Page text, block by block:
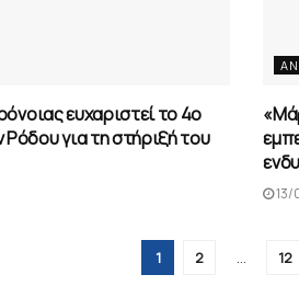
ευχαριστεί το 4ο
για τη στήριξή του
13/
1 2 … 12